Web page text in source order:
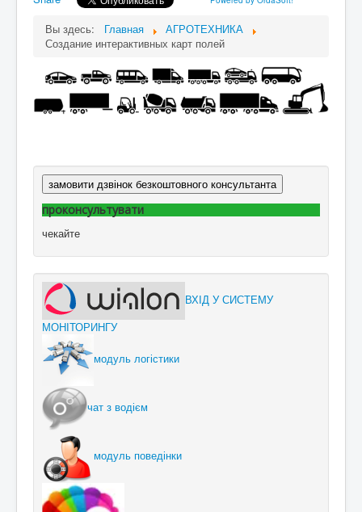
Вы здесь: Главная
АГРОТЕХНИКА
Создание интерактивных карт полей
замовити дзвінок безкоштовного консультанта
проконсультувати
чекайте
ВХІД У СИСТЕМУ
МОНІТОРИНГУ
модуль логістики
чат з водієм
модуль поведінки